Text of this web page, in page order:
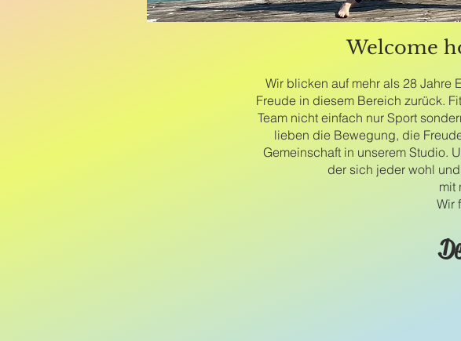
Welcome
Wir blicken auf mehr als 28 Jahre
Freude in diesem Bereich zurück.
Team nicht einfach nur Sport
lieben die Bewegung, die
Gemeinschaft in unserem Studio.
der sich jeder wohl
mit
Wir